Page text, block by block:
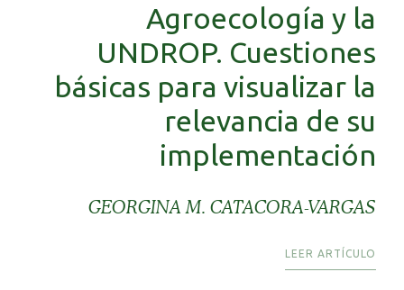
Agroecología y la
UNDROP. Cuestiones
básicas para visualizar la
relevancia de su
implementación
GEORGINA M. CATACORA-VARGAS
LEER ARTÍCULO